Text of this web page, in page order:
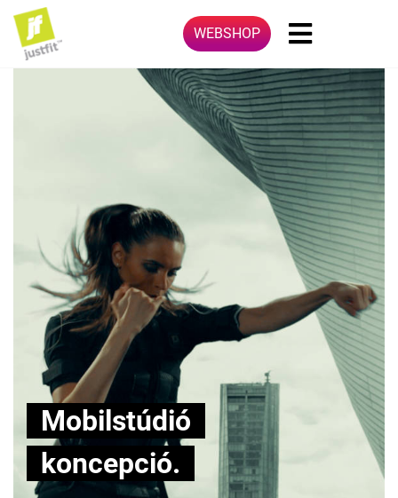
WEBSHOP
Mobilstúdió
koncepció.